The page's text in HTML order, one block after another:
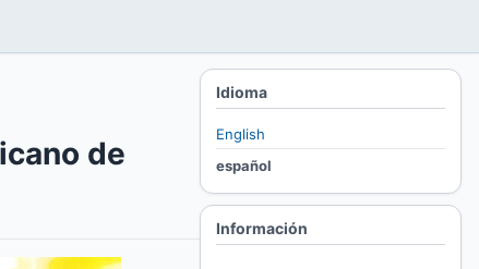
de
Idioma
English
español
Información